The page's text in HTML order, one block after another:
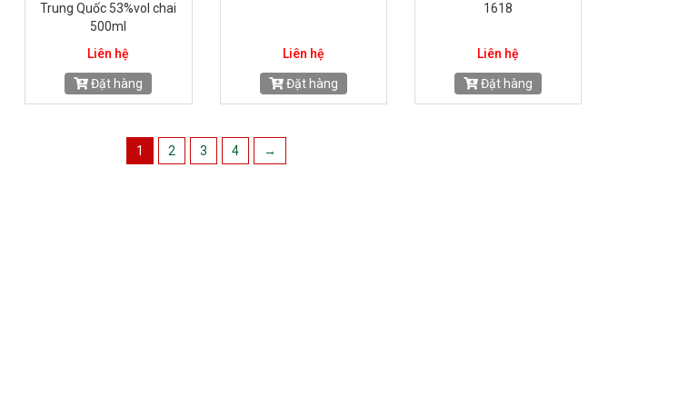
Trung Quốc 53%vol chai
500ml
Liên hệ
Đặt hàng
Liên hệ
Đặt hàng
1618
Liên hệ
Đặt hàng
1 2 3 4 →